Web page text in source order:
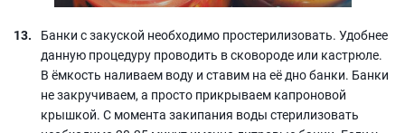
Банки с закуской необходимо простерилизовать. Удобнее
данную процедуру проводить в сковороде или кастрюле.
В ёмкость наливаем воду и ставим на её дно банки. Банки
не закручиваем, а просто прикрываем капроновой
крышкой. С момента закипания воды стерилизовать